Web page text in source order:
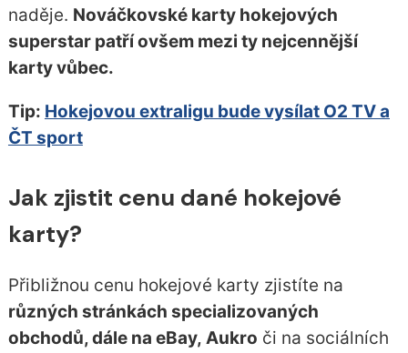
naděje. Nováčkovské karty hokejových
superstar patří ovšem mezi ty nejcennější
karty vůbec.
Tip: Hokejovou extraligu bude vysílat O2 TV a
ČT sport
Jak zjistit cenu dané hokejové
karty?
Přibližnou cenu hokejové karty zjistíte na
různých stránkách specializovaných
obchodů, dále na eBay, Aukro či na sociálních